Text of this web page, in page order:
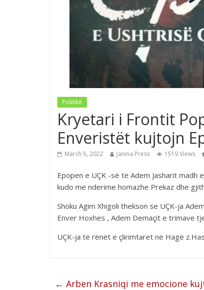
Politikë
Kryetari i Frontit
Enveristët kujtojn
March 5, 2022 Janina Press 1519 Views
Epopen e UÇK -së të Adem Jasharit
kudo me nderime homazhe Prekaz dhe
Shoku Agim Xhigoli thekson se UÇK-ja
Enver Hoxhes , Adem Demaçit e trimave
UÇK-ja të rënët e çlirimtaret në Hagë
← Arben Krasniqi me emocione